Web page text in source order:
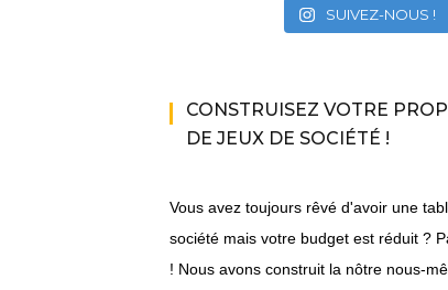
SUIVEZ-NOUS !
CONSTRUISEZ VOTRE
DE JEUX DE SOCIÉTÉ !
Vous avez toujours rêvé d'avoir une
société mais votre budget est réduit ?
! Nous avons construit la nôtre nous-